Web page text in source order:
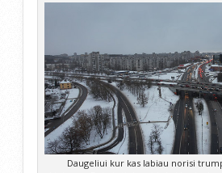
Daugeliui kur kas labiau norisi